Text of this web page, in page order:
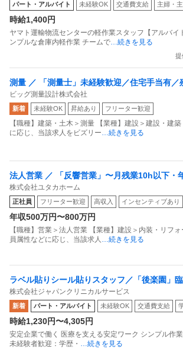
パート・アルバイト 未経験OK 交通費支給 主婦・
時給1,400円
ヤマト運輸物流センターの軽作業スタッフ【アルバイ
ンプルな倉庫内軽作業 チームで…続きを見る
提
測量 ／ 「測量士」未経験歓迎／住宅手当有／
ゼロから国家資格の取得が目指せます！／年休
ビッグ測量設計株式会社
新着 未経験OK 昇給あり フリーター歓迎
【職種】建築・土木＞測量 【業種】建設＞建設・建
に応じ、当該求人をビズリー…続きを見る
法人営業 ／ 「反響営業」〜月残業10h以下・
能〜 50年の歴史と成長企業で高収入を実現する
株式会社ユタカホーム
正社員 フリーター歓迎 高収入 インセンティブあり
年収500万円〜800万円
【職種】営業＞法人営業 【業種】建設＞内装・リフ
員属性などに応じ、当該求人 …続きを見る
ラベル貼りシール貼りスタッフ／「後楽園」
ベル貼りシール貼りスタッフ
株式会社ジャパンクリニカルサービス
新着 パート・アルバイト 未経験OK 交通費支給
時給1,230円〜4,305円
安定企業で働く 医療を支える安定ワーク シンプル作業で始めやすいお仕事
未経験者歓迎：学歴・ …続きを見る